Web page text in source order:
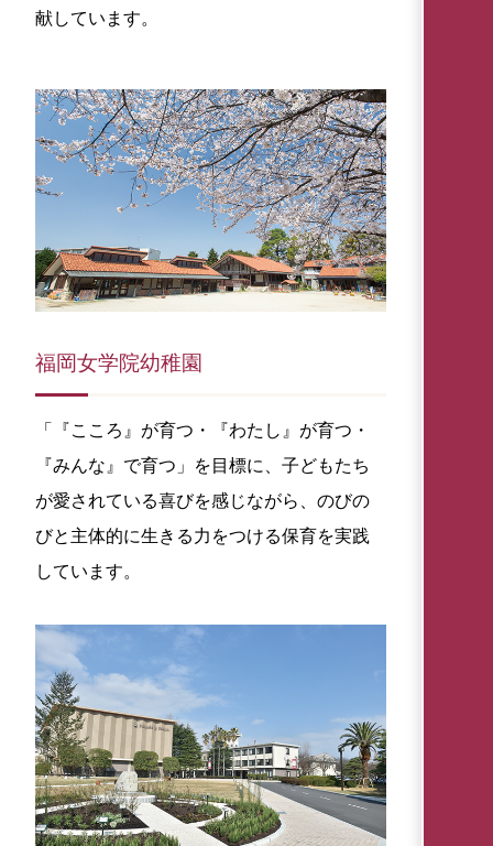
献しています。
福岡女学院幼稚園
「『こころ』が育つ・『わたし』が育つ・
『みんな』で育つ」を目標に、子どもたち
が愛されている喜びを感じながら、のびの
びと主体的に生きる力をつける保育を実践
しています。